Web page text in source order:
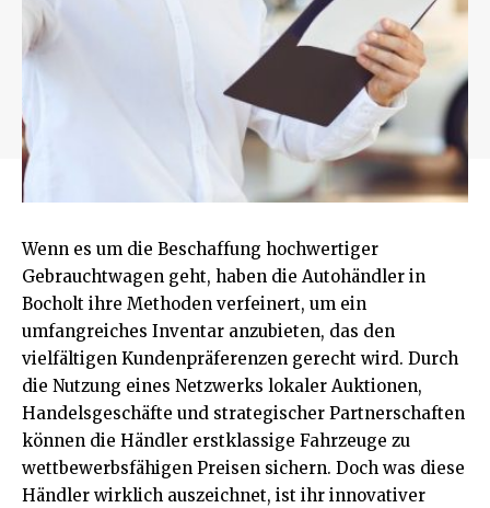
Wenn es um die Beschaffung hochwertiger
Gebrauchtwagen geht, haben die Autohändler in
Bocholt ihre Methoden verfeinert, um ein
umfangreiches Inventar anzubieten, das den
vielfältigen Kundenpräferenzen gerecht wird. Durch
die Nutzung eines Netzwerks lokaler Auktionen,
Handelsgeschäfte und strategischer Partnerschaften
können die Händler erstklassige Fahrzeuge zu
wettbewerbsfähigen Preisen sichern. Doch was diese
Händler wirklich auszeichnet, ist ihr innovativer